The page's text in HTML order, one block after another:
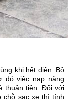
khi hết điện. Bộ
đó việc nạp năng
thuận tiện. Đối với
chỗ sạc xe thì tính